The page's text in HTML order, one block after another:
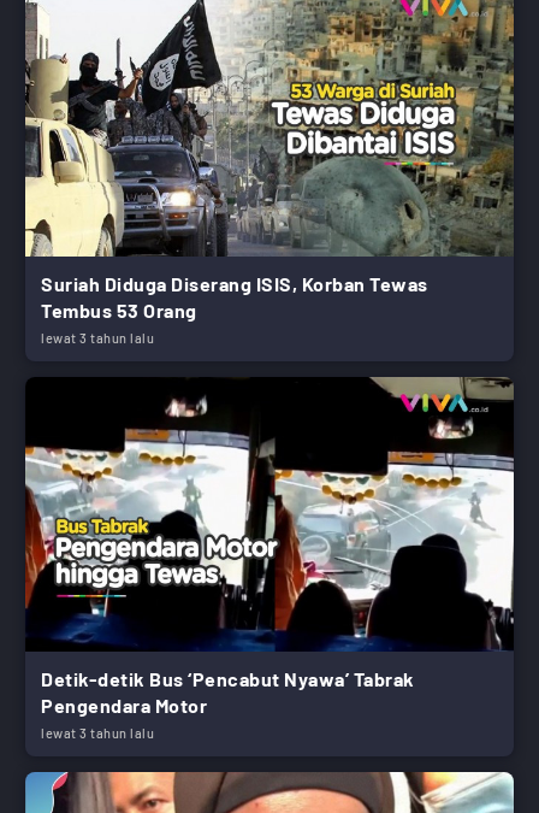
Suriah Diduga Diserang ISIS, Korban Tewas
Tembus 53 Orang
lewat 3 tahun lalu
Detik-detik Bus ‘Pencabut Nyawa’ Tabrak
Pengendara Motor
lewat 3 tahun lalu